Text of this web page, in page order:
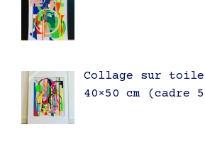
Collage sur toile
40×50 cm (cadre